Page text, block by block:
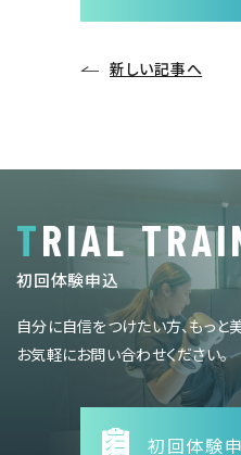
新しい記事へ
TRIAL
初回体験申込
自分に自信をつけたい方、もっと
お気軽にお問い合わせください。
初回体験